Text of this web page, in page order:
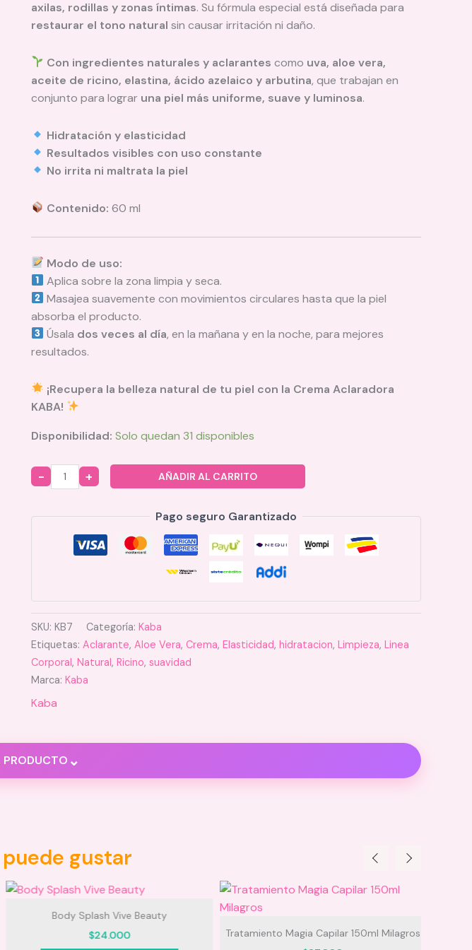
axilas, rodillas y zonas íntimas. Su fórmula especial está diseñada para
restaurar el tono natural sin causar irritación ni daño.
Con ingredientes naturales y aclarantes como uva, aloe vera,
aceite de ricino, elastina, ácido azelaico y arbutina, que trabajan en
conjunto para lograr una piel más uniforme, suave y luminosa.
Hidratación y elasticidad
Resultados visibles con uso constante
No irrita ni maltrata la piel
Contenido: 60 ml
Modo de uso:
Aplica sobre la zona limpia y seca.
Masajea suavemente con movimientos circulares hasta que la piel
absorba el producto.
Úsala dos veces al día, en la mañana y en la noche, para mejores
resultados.
¡Recupera la belleza natural de tu piel con la Crema Aclaradora
KABA!
Disponibilidad: Solo quedan 31 disponibles
Quantity
AÑADIR AL CARRITO
Pago seguro Garantizado
SKU: KB7 Categoría: Kaba
Etiquetas: Aclarante, Aloe Vera, Crema, Elasticidad, hidratacion, Limpieza, Linea
Corporal, Natural, Ricino, suavidad
Marca: Kaba
Kaba
PRODUCTO ⌄
y aportando elasticidad y suavidad.
gustar
Body Splash Vive Beauty
24.000
Tratamiento Magia Capilar 150ml Milagros